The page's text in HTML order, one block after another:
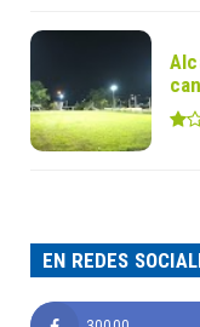
EN REDES